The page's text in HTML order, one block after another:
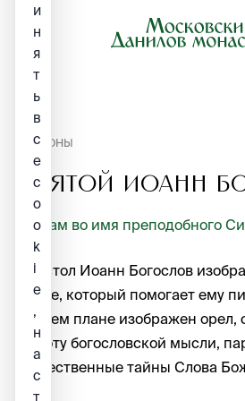
ИКОНЫ
Святой Иоанн
Храм во имя преподобного
Апостол Иоанн Богослов
плече, который помогает ему
заднем плане изображен
высоту богословской мысли,
Божественные тайны Слова
и
н
я
т
ь
в
с
е
c
o
o
k
i
e
,
н
а
с
т